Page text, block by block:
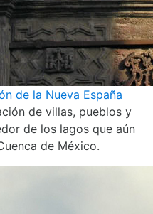
de la Nueva España
de villas, pueblos y
de los lagos que aún
de México.